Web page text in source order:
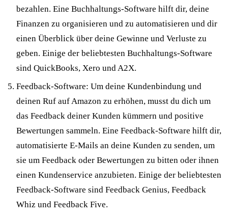
bezahlen. Eine Buchhaltungs-Software hilft dir, deine
Finanzen zu organisieren und zu automatisieren und dir
einen Überblick über deine Gewinne und Verluste zu
geben. Einige der beliebtesten Buchhaltungs-Software
sind QuickBooks, Xero und A2X.
Feedback-Software: Um deine Kundenbindung und
deinen Ruf auf Amazon zu erhöhen, musst du dich um
das Feedback deiner Kunden kümmern und positive
Bewertungen sammeln. Eine Feedback-Software hilft dir,
automatisierte E-Mails an deine Kunden zu senden, um
sie um Feedback oder Bewertungen zu bitten oder ihnen
einen Kundenservice anzubieten. Einige der beliebtesten
Feedback-Software sind Feedback Genius, Feedback
Whiz und Feedback Five.